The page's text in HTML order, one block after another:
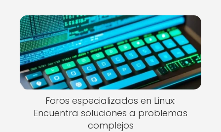
Foros especializados en Linux:
Encuentra soluciones a problemas
complejos